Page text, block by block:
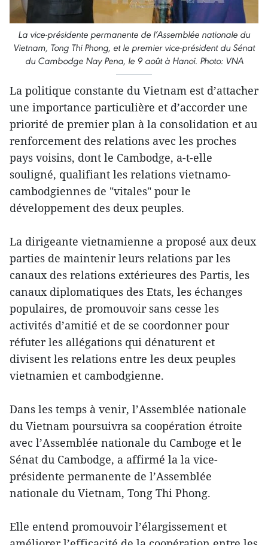
La vice-présidente permanente de l’Assemblée nationale du
Vietnam, Tong Thi Phong, et le premier vice-président du Sénat
du Cambodge Nay Pena, le 9 août à Hanoi. Photo: VNA
La politique constante du Vietnam est d’attacher
une importance particulière et d’accorder une
priorité de premier plan à la consolidation et au
renforcement des relations avec les proches
pays voisins, dont le Cambodge, a-t-elle
souligné, qualifiant les relations vietnamo-
cambodgiennes de "vitales" pour le
développement des deux peuples.
La dirigeante vietnamienne a proposé aux deux
parties de maintenir leurs relations par les
canaux des relations extérieures des Partis, les
canaux diplomatiques des Etats, les échanges
populaires, de promouvoir sans cesse les
activités d’amitié et de se coordonner pour
réfuter les allégations qui dénaturent et
divisent les relations entre les deux peuples
vietnamien et cambodgienne.
Dans les temps à venir, l’Assemblée nationale
du Vietnam poursuivra sa coopération étroite
avec l’Assemblée nationale du Camboge et le
Sénat du Cambodge, a affirmé la la vice-
présidente permanente de l’Assemblée
nationale du Vietnam, Tong Thi Phong.
Elle entend promouvoir l’élargissement et